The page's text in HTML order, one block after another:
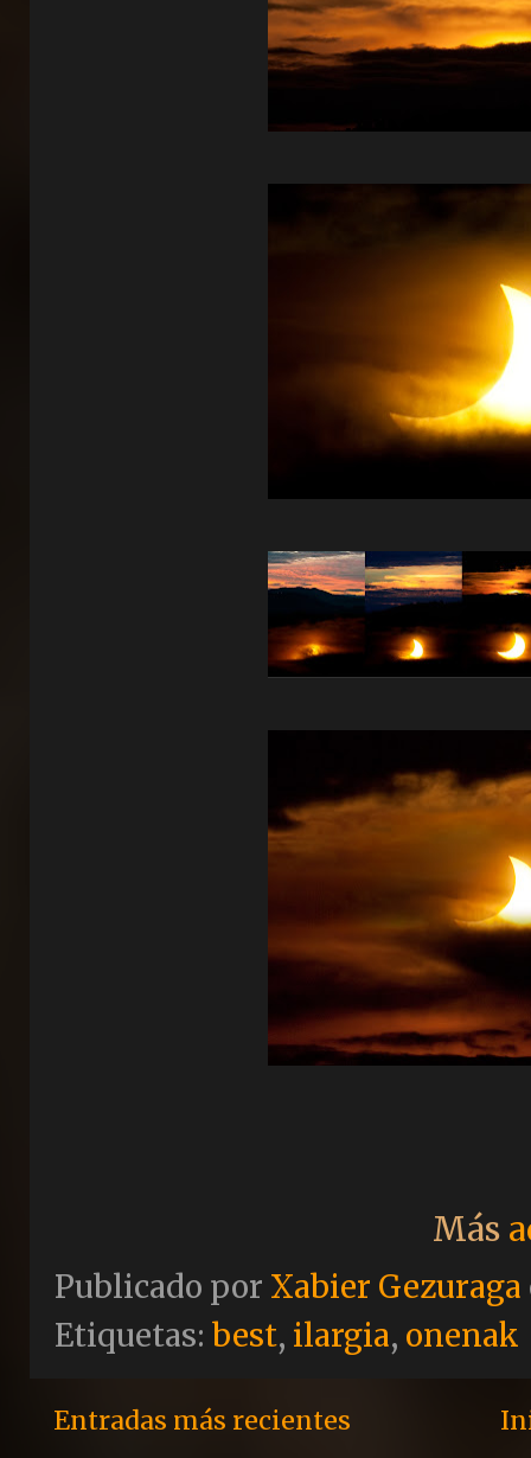
Más
Publicado por Xabier Gezuraga
Etiquetas: best, ilargia, onenak
Entradas más recientes